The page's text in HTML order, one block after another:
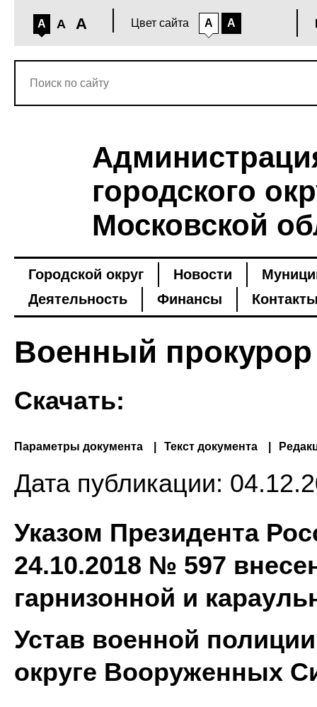
A A A Цвет сайта A A
городского
Московской
Городской округ Новости
Деятельность
Финансы
Военный прокурор
Скачать:
Параметры документа Текст документа
Дата публикации:
Указом Президента
24.10.2018 № 597
гарнизонной и
Устав военной
округе Вооруженных